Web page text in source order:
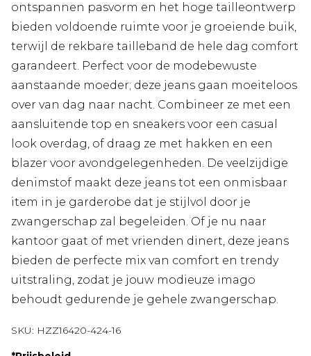
ontspannen pasvorm en het hoge tailleontwerp
bieden voldoende ruimte voor je groeiende buik,
terwijl de rekbare tailleband de hele dag comfort
garandeert. Perfect voor de modebewuste
aanstaande moeder; deze jeans gaan moeiteloos
over van dag naar nacht. Combineer ze met een
aansluitende top en sneakers voor een casual
look overdag, of draag ze met hakken en een
blazer voor avondgelegenheden. De veelzijdige
denimstof maakt deze jeans tot een onmisbaar
item in je garderobe dat je stijlvol door je
zwangerschap zal begeleiden. Of je nu naar
kantoor gaat of met vrienden dinert, deze jeans
bieden de perfecte mix van comfort en trendy
uitstraling, zodat je jouw modieuze imago
behoudt gedurende je gehele zwangerschap.
SKU: HZZ16420-424-16